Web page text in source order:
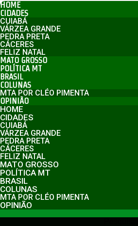
HOME
CIDADES
CUIABÁ
VÁRZEA GRANDE
PEDRA PRETA
CÁCERES
FELIZ NATAL
MATO GROSSO
POLÍTICA MT
BRASIL
COLUNAS
MTA POR CLÉO PIMENTA
OPINIÃO
HOME
CIDADES
CUIABÁ
VÁRZEA GRANDE
PEDRA PRETA
CÁCERES
FELIZ NATAL
MATO GROSSO
POLÍTICA MT
BRASIL
COLUNAS
MTA POR CLÉO PIMENTA
OPINIÃO